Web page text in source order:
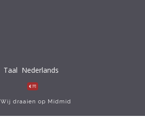
Taal
Wij draaien op Midmid